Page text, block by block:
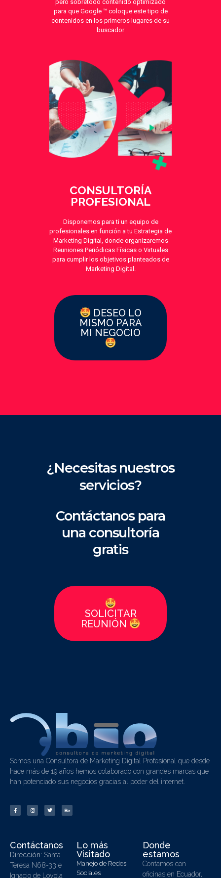
pero sobretodo contenido optimizado
para que Google ™ coloque este tipo de
contenidos en los primeros lugares de su
buscador
CONSULTORÍA
PROFESIONAL
Disponemos para ti un equipo de
profesionales en función a tu Estrategia de
Marketing Digital, donde organizaremos
Reuniones Periódicas Físicas o Virtuales
para cumplir los objetivos planteados de
Marketing Digital.
DESEO LO
MISMO PARA
MI NEGOCIO
¿Necesitas nuestros
servicios?
Contáctanos para
una consultoría
gratis
SOLICITAR
REUNIÓN
Somos una Consultora de Marketing Digital Profesional que desde
hace más de 19 años hemos colaborado con grandes marcas que
han potenciado sus negocios gracias al poder del internet.
Contáctanos
Dirección: Santa
Teresa N68-33 e
Ignacio de Loyola
Lo más
Visitado
Manejo de Redes
Sociales
Donde
estamos
Contamos con
oficinas en Ecuador,